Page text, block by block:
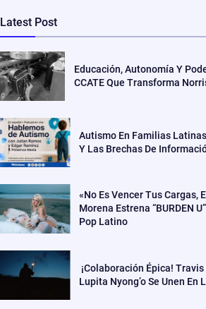
Latest Post
Educación, Autonomía Y
CCATE Que Transforma
Autismo En Familias
Y Las Brechas De
«No Es Vencer Tus Cargas,
Morena Estrena “BURDEN
Pop Latino
¡Colaboración Épica!
Lupita Nyong’o Se Unen En